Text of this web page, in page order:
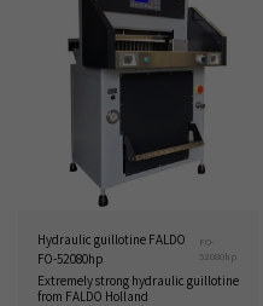
Hydraulic guillotine FALDO
FO-52080hp
FO-
52080hp
Extremely strong hydraulic guillotine
from FALDO Holland